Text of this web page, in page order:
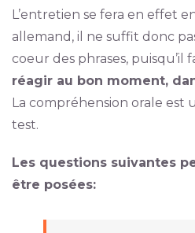
L’entretien se fera en effet
allemand, il ne suffit donc
coeur des phrases, puisqu’il
réagir au bon moment,
La compréhension orale est
test.
Les questions suivantes
être posées: